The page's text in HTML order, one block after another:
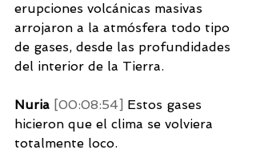
erupciones volcánicas masivas
arrojaron a la atmósfera todo tipo
de gases, desde las profundidades
del interior de la Tierra.
Nuria [00:08:54] Estos gases
hicieron que el clima se volviera
totalmente loco.